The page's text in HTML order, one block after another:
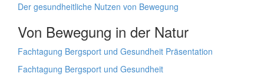
Der gesundheitliche Nutzen von Bewegung
Von Bewegung in der Natur
Fachtagung Bergsport und Gesundheit Präsentation
Fachtagung Bergsport und Gesundheit